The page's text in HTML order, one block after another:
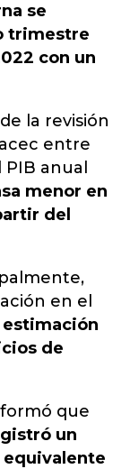
se
trimestre
con un
la revisión
entre
anual
menor en
del
en el
de
que
un
equivalente